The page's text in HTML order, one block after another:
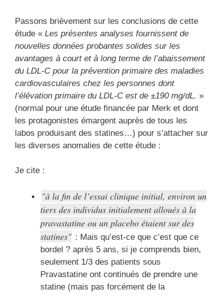
Passons brièvement sur les conclusions de cette
étude « Les présentes analyses fournissent de
nouvelles données probantes solides sur les
avantages à court et à long terme de l’abaissement
du LDL-C pour la prévention primaire des maladies
cardiovasculaires chez les personnes dont
l’élévation primaire du LDL-C est de ±190 mg/dL. »
(normal pour une étude financée par Merk et dont
les protagonistes émargent auprès de tous les
labos produisant des statines…) pour s’attacher sur
les diverses anomalies de cette étude :
Je cite :
à la fin de l’essai clinique initial, environ un
tiers des individus initialement alloués à la
pravastatine ou un placebo étaient sur des
statines
: Mais qu’est-ce que c’est que ce
bordel ? après 5 ans, si je comprends bien,
seulement 1/3 des patients sous
Pravastatine ont continués de prendre une
statine (mais pas forcément de la